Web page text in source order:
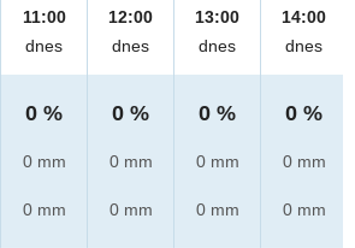
11:00
dnes
0 %
0 mm
0 mm
12:00
dnes
0 %
0 mm
0 mm
13:00
dnes
0 %
0 mm
0 mm
14:00
dnes
0 %
0 mm
0 mm